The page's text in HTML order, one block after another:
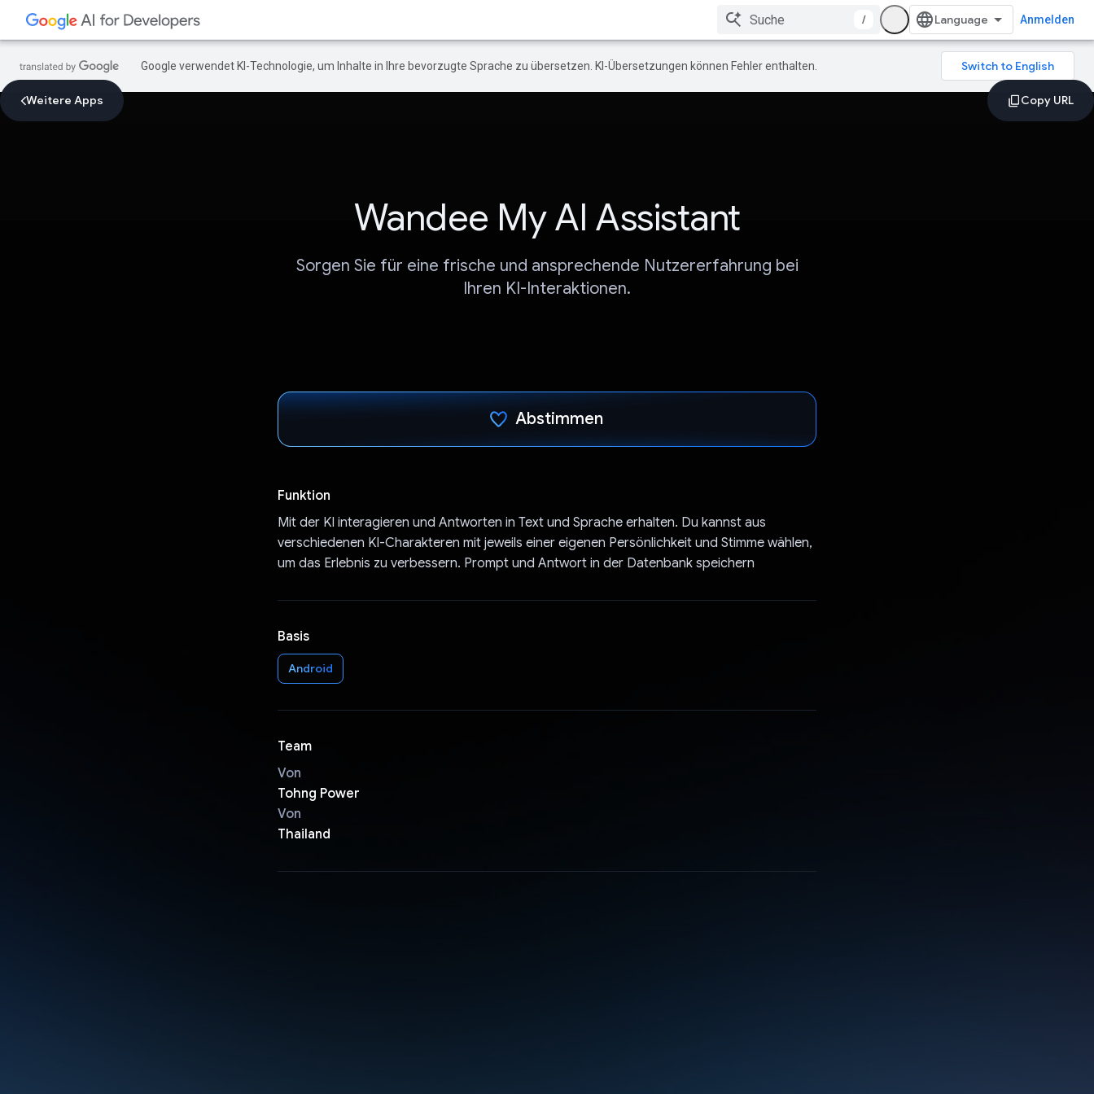
/ Anmelden
Google verwendet KI-Technologie, um Inhalte in Ihre bevorzugte Sprache zu übersetzen. KI-Übersetzungen können Fehler enthalten.
Weitere Apps
Wandee My AI Assistant
Sorgen Sie für eine frische und ansprechende Nutzererfahrung bei
Ihren KI-Interaktionen.
Abstimmen
Funktion
Mit der KI interagieren und Antworten in Text und Sprache erhalten. Du kannst aus
verschiedenen KI-Charakteren mit jeweils einer eigenen Persönlichkeit und Stimme wählen,
um das Erlebnis zu verbessern. Prompt und Antwort in der Datenbank speichern
Basis
Android
Team
Von
Tohng Power
Von
Thailand